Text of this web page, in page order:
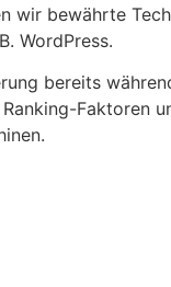
wir bewährte
WordPress.
bereits
Faktoren